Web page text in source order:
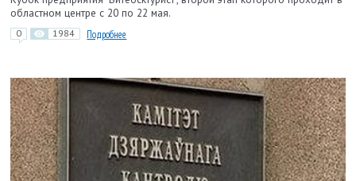
областном центре с 20 по 22 мая.
0 1984 Подробнее